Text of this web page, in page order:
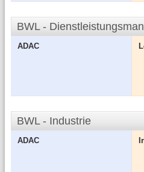
BWL -
ADAC
BWL - Industrie
ADAC